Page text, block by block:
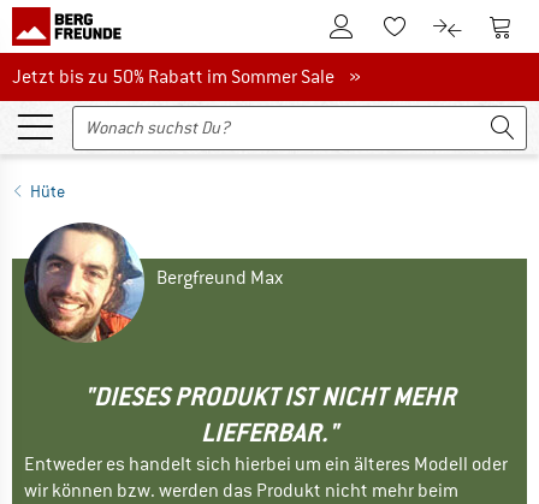
Zum KundenkontoZum Merkzettel.
Zum Zum
Jetzt bis zu 50% Rabatt im Sommer Sale
Jetzt bis zu 50% Rabatt im Sommer Sale »
Hüte
Bergfreund Max
"DIESES PRODUKT IST NICHT MEHR
LIEFERBAR."
Entweder es handelt sich hierbei um ein älteres Modell oder
wir können bzw. werden das Produkt nicht mehr beim